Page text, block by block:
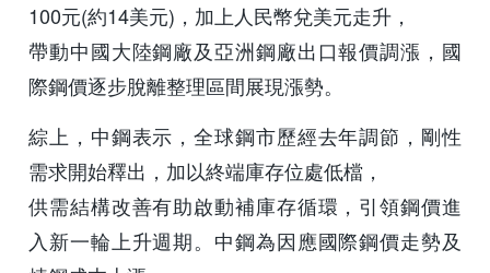
100元(約14美元)，加上人民幣兌美元走升，
帶動中國大陸鋼廠及亞洲鋼廠出口報價調漲，國
際鋼價逐步脫離整理區間展現漲勢。
綜上，中鋼表示，全球鋼市歷經去年調節，剛性
需求開始釋出，加以終端庫存位處低檔，
供需結構改善有助啟動補庫存循環，引領鋼價進
入新一輪上升週期。中鋼為因應國際鋼價走勢及